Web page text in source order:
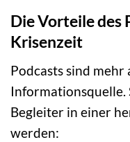
Die Vorteile des
Krisenzeit
Podcasts sind mehr
Informationsquelle.
Begleiter in einer
werden: